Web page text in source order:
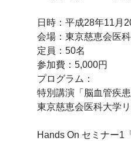
日時：平成28年11月
会場：東京慈恵会医
定員：50名
参加費：5,000円
プログラム：
特別講演「脳血管疾
東京慈恵会医科大学
Hands On セミナー1